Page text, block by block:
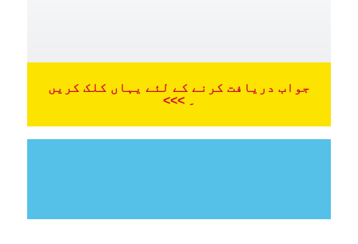
جواب دریافت کرنے کے لئے یہاں کلک کریں
۔ >>>